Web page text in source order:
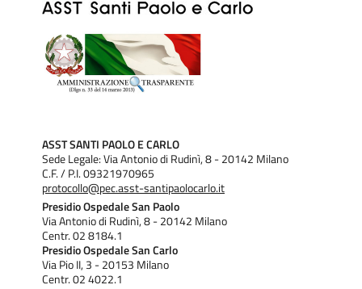
ASST SANTI PAOLO E CARLO
Sede Legale: Via Antonio di Rudinì, 8 - 20142 Milano
C.F. / P.I. 09321970965
protocollo@pec.asst-santipaolocarlo.it
Presidio Ospedale San Paolo
Via Antonio di Rudinì, 8 - 20142 Milano
Centr. 02 8184.1
Presidio Ospedale San Carlo
Via Pio II, 3 - 20153 Milano
Centr. 02 4022.1